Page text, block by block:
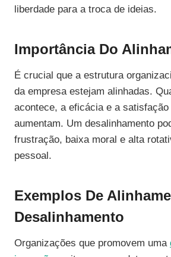
liberdade para a troca de ideias.
Importância Do
É crucial que a estrutura
da empresa estejam alinhadas.
acontece, a eficácia e a
aumentam. Um desalinhamento
frustração, baixa moral e alta
pessoal.
Exemplos De
Desalinhamento
Organizações que promovem uma